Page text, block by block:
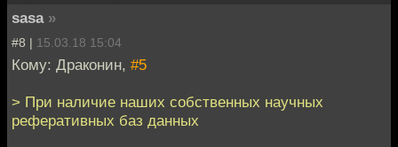
sasa »
#8 | 15.03.18 15:04
Кому: Драконин, #5
> При наличие наших собственных научных
реферативных баз данных